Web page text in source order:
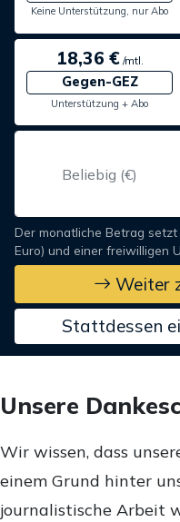
Keine Unterstützung, nur Abo
18,36 €/mtl.
Gegen-GEZ
Unterstützung + Abo
Der monatliche Betrag
Euro) und einer freiwilligen
Weiter
Stattdessen
Unsere
Wir wissen, dass
einem Grund hinter
journalistische Arbeit